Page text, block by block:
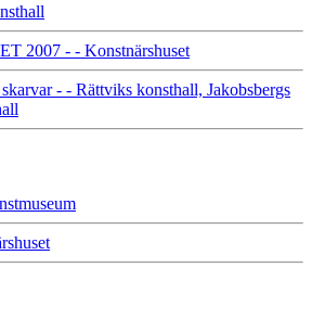
2007 - - Konstnärshuset
- - Rättviks konsthall, Jakobsbergs